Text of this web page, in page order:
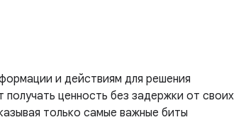
и действиям для решения
ценность без задержки от своих
только самые важные биты